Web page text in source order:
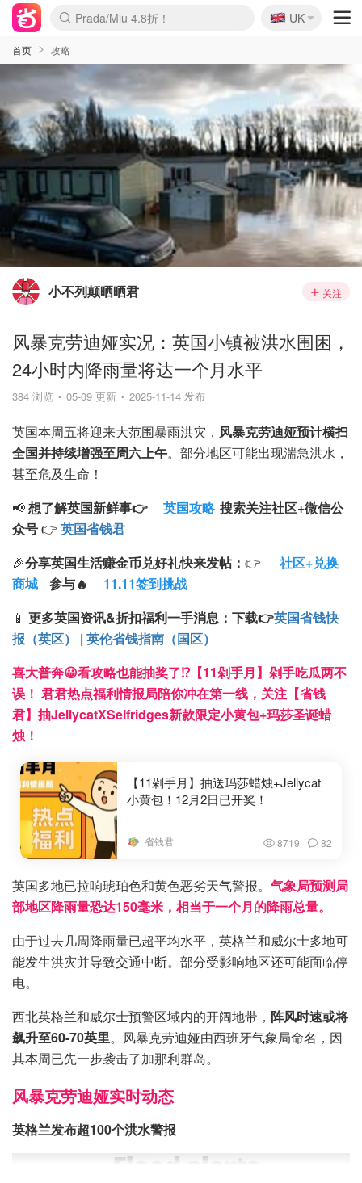
Prada/Miu 4.8折！
🇬🇧
UK
首页 攻略
小不列颠晒晒君 关注
风暴克劳迪娅实况：英国小镇被洪水围困，
24小时内降雨量将达一个月水平
384 浏览 05-09 更新 2025-11-14 发布
英国本周五将迎来大范围暴雨洪灾， 风暴克劳迪娅预计横扫
全国并持续增强至周六上午。部分地区可能出现湍急洪水，
甚至危及生命！
📢想了解英国新鲜事👉 英国攻略 搜索关注社区+微信公
众号👉 英国省钱君
🎉分享英国生活赚金币兑好礼快来发帖： 👉
社区+兑换
商城 参与🔥
11.11签到挑战
📱 更多英国资讯&折扣福利一手消息： 下载👉英国省钱快
报（英区）
| 英伦省钱指南（国区）
喜大普奔😀看攻略也能抽奖了⁉️【11剁手月】剁手吃瓜两不
误！ 君君热点福利情报局陪你冲在第一线，关注【省钱
君】抽JellycatXSelfridges新款限定小黄包+玛莎圣诞蜡
烛！
【11剁手月】抽送玛莎蜡烛+Jellycat
小黄包！12月2日已开奖！
省钱君 8719 82
英国多地已拉响琥珀色和黄色恶劣天气警报。 气象局预测局
部地区降雨量恐达150毫米，相当于一个月的降雨总量。
由于过去几周降雨量已超平均水平，英格兰和威尔士多地可
能发生洪灾并导致交通中断。部分受影响地区还可能面临停
电。
西北英格兰和威尔士预警区域内的开阔地带， 阵风时速或将
飙升至60-70英里。风暴克劳迪娅由西班牙气象局命名，因
其本周已先一步袭击了加那利群岛。
风暴克劳迪娅实时动态
英格兰发布超100个洪水警报